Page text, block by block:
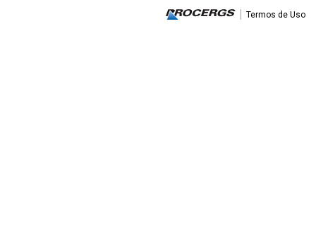
Termos de Uso